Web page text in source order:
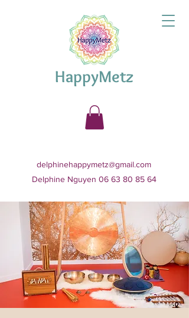
HappyMetz
delphinehappymetz@gmail.com
Delphine Nguyen 06 63 80 85 64